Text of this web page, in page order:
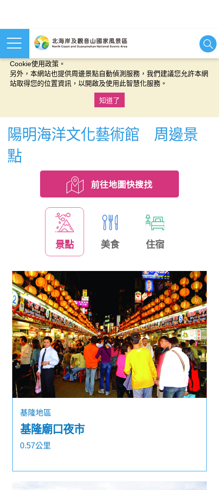
本網站使用cookies等相關技術以持續優化網站服務，並有助於為
Cookie使用政策。
另外，本網站也提供周邊景點自動偵測服務，我們建議您允許本網
站取得您的位置資訊，以開啟及使用此智慧化服務。
知道了
陽明海洋文化藝術館 周邊景
點
前往地圖快搜找
景點 美食 住宿
基隆地區
基隆廟口夜市
0.57公里